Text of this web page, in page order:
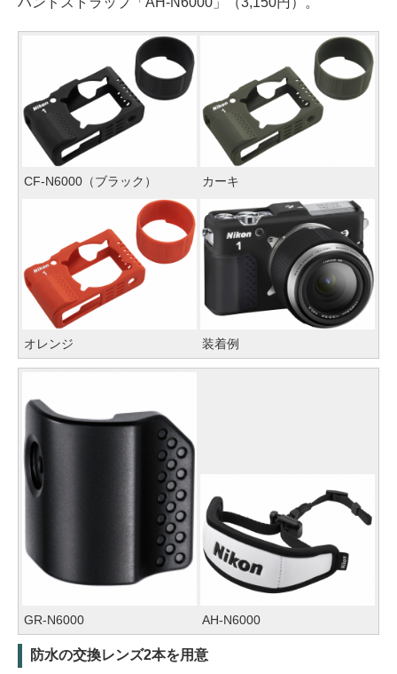
CF-N6000（ブラック） カーキ
オレンジ 装着例
GR-N6000 AH-N6000
防水の交換レンズ2本を用意